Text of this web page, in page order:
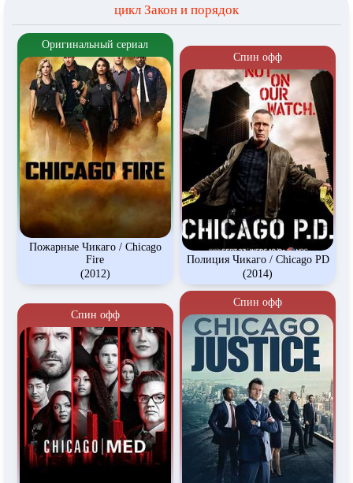
цикл Закон и порядок
Оригинальный сериал
Пожарные Чикаго / Chicago
Fire
(2012)
Спин офф
Полиция Чикаго / Chicago PD
(2014)
Спин офф
Спин офф